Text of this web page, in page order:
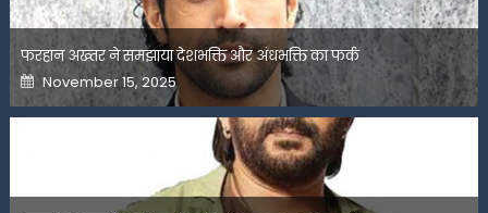
फरहान अख्तर ने समझाया देशभक्ति और अंधभक्ति का फर्क
Posted
on
November 15, 2025